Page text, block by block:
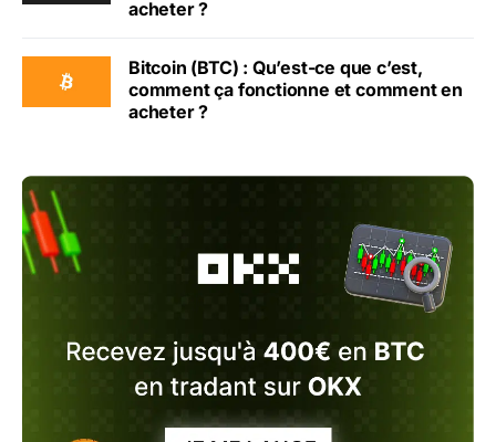
acheter ?
Bitcoin (BTC) : Qu’est-ce que c’est,
comment ça fonctionne et comment en
acheter ?